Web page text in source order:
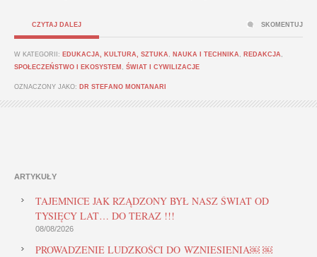
CZYTAJ DALEJ
W KATEGORII: EDUKACJA, KULTURA, SZTUKA NAUKA I TECHNIKA REDAKCJA
SPOŁECZEŃSTWO I EKOSYSTEM
ŚWIAT I CYWILIZACJE
OZNACZONY JAKO: DR STEFANO MONTANARI
SKOMENTUJ
ARTYKUŁY
TAJEMNICE JAK RZĄDZONY BYŁ NASZ ŚWIAT OD
TYSIĘCY LAT… DO TERAZ !!!
08/08/2026
PROWADZENIE LUDZKOŚCI DO WZNIESIENIA￼ ￼